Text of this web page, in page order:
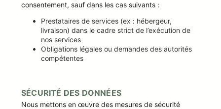
consentement, sauf dans les cas suivants :
Prestataires de services (ex : hébergeur,
livraison) dans le cadre strict de l’exécution de
nos services
Obligations légales ou demandes des autorités
compétentes
SÉCURITÉ DES DONNÉES
Nous mettons en œuvre des mesures de sécurité